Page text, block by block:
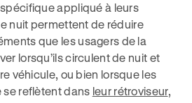
appliqué à leurs
nuit permettent de réduire
que les usagers de la
lorsqu’ils circulent de nuit et
véhicule, ou bien lorsque les
se reflètent dans leur rétroviseur,